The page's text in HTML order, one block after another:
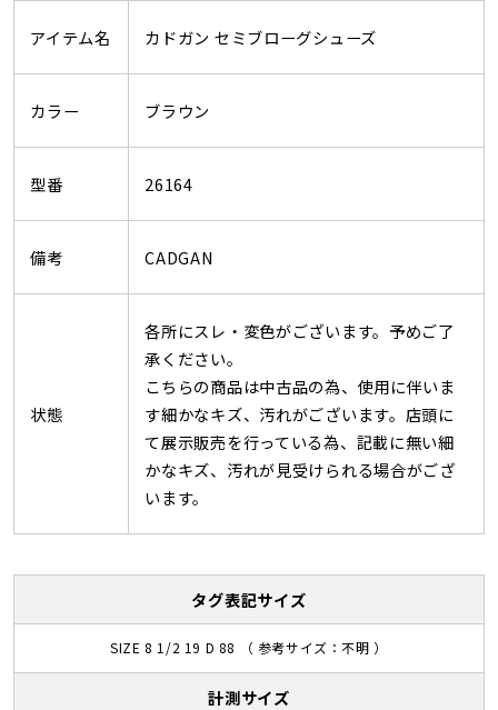
アイテム名 カドガン セミブローグシューズ
カラー ブラウン
型番 26164
備考 CADGAN
状態
各所にスレ・変色がございます。予めご了
承ください。
こちらの商品は中古品の為、使用に伴いま
す細かなキズ、汚れがございます。店頭に
て展示販売を行っている為、記載に無い細
かなキズ、汚れが見受けられる場合がござ
います。
タグ表記サイズ
SIZE 8 1/2 19 D 88 （ 参考サイズ：不明 ）
計測サイズ